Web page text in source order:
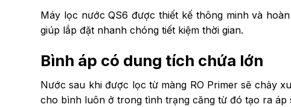
Máy lọc nước QS6 được thiết kế thông minh và
giúp lắp đặt nhanh chóng tiết kiệm thời gian.
Bình áp có dung tích chứa lớn
Nước sau khi được lọc từ màng RO Primer sẽ chảy
cho bình luôn ở trong tình trạng căng từ đó tạo ra áp